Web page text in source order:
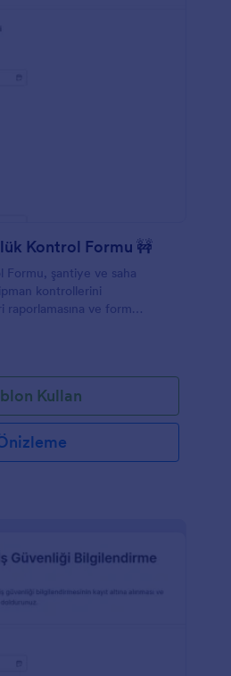
Kontrol Formu 🚧
Formu, şantiye ve saha
kontrollerini
ve form
olur.
Kullan